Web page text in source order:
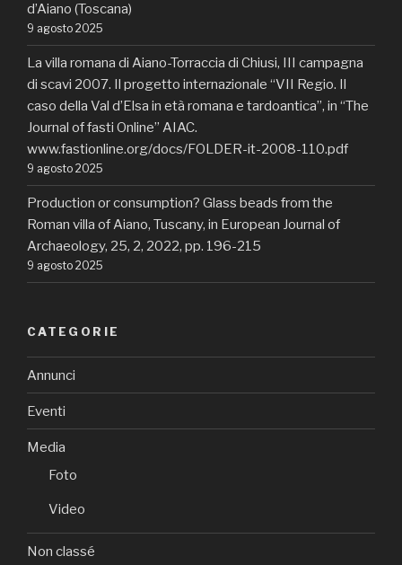
d’Aiano (Toscana)
9 agosto 2025
La villa romana di Aiano-Torraccia di Chiusi, III campagna
di scavi 2007. Il progetto internazionale “VII Regio. Il
caso della Val d’Elsa in età romana e tardoantica”, in “The
Journal of fasti Online” AIAC.
www.fastionline.org/docs/FOLDER-it-2008-110.pdf
9 agosto 2025
Production or consumption? Glass beads from the
Roman villa of Aiano, Tuscany, in European Journal of
Archaeology, 25, 2, 2022, pp. 196-215
9 agosto 2025
CATEGORIE
Annunci
Eventi
Media
Foto
Video
Non classé